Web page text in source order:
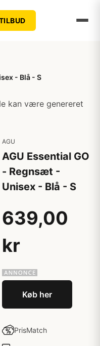
- Blå - S
kan være genereret
AGU
AGU Essential GO
- Regnsæt -
Unisex - Blå - S
639,00
kr
Køb her
PrisMatch